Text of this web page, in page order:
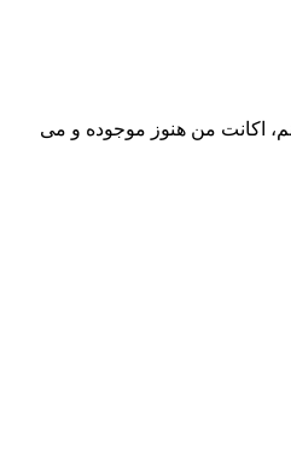
اکانت من هنوز موجوده و می